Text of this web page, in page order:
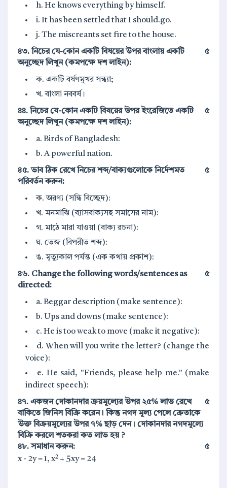
h. He knows everything by himself.
i. It has been settled that I should.go.
j. The miscreants set fire to the house.
৪৩. নিচের যে-কোন একটি বিষয়ের উপর বাংলায় একটি
অনুচ্ছেদ লিখুন (কমপক্ষে দশ লাইন):
৫
ক. একটি বর্ষণমুখর সন্ধ্যা;
খ. বাংলা নববর্ষ।
৪৪. নিচের যে-কোন একটি বিষয়ের উপর ইংরেজিতে একটি
অনুচ্ছেদ লিখুন (কমপক্ষে দশ লাইন):
৫
a. Birds of Bangladesh:
b. A powerful nation.
৪৫. ভাব ঠিক রেখে নিচের শব্দ/বাক্যগুলোকে নির্দেশমত
পরিবর্তন করুন:
৫
ক. অরণ্য (সন্ধি বিচ্ছেদ):
খ. মনমাঝি (ব্যাসবাক্যসহ সমাসের নাম):
গ. মাঠে মারা যাওয়া (বাক্য রচনা):
ঘ. তেজ (বিপরীত শব্দ):
ঙ. মৃত্যুকাল পর্যন্ত (এক কথায় প্রকাশ):
৪৬. Change the following words/sentences as
directed:
৫
a. Beggar description (make sentence):
b. Ups and downs (make sentence):
c. He is too weak to move (make it negative):
d. When will you write the letter? (change the
voice):
e. He said, "Friends, please help me." (make
indirect speech):
৪৭. একজন দোকানদার ক্রয়মূল্যের উপর ২৫% লাভ রেখে
বাকিতে জিনিস বিক্রি করেন। কিন্তু নগদ মূল্য পেলে ক্রেতাকে
উক্ত বিক্রয়মূল্যের উপর ৭% ছাড় দেন। দোকানদার নগদমূল্যে
বিক্রি করলে শতকরা কত লাভ হয় ?
৫
৪৮. সমাধান করুন:
৫
x - 2y = 1, x² + 5xy = 24